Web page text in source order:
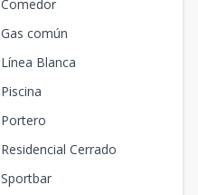
Comedor
Gas común
Línea Blanca
Piscina
Portero
Residencial Cerrado
Sportbar